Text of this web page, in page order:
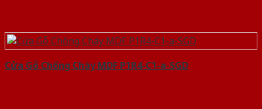
Cửa Gỗ Chống Cháy MDF P1R4-C1-a-SGD